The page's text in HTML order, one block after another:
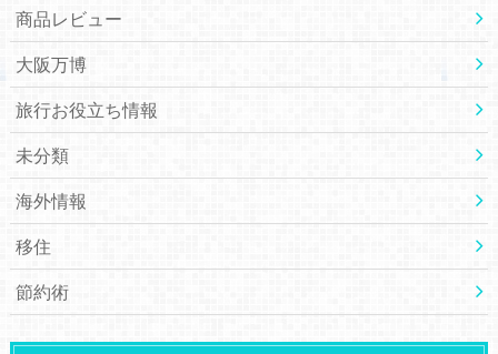
商品レビュー
大阪万博
旅行お役立ち情報
未分類
海外情報
移住
節約術